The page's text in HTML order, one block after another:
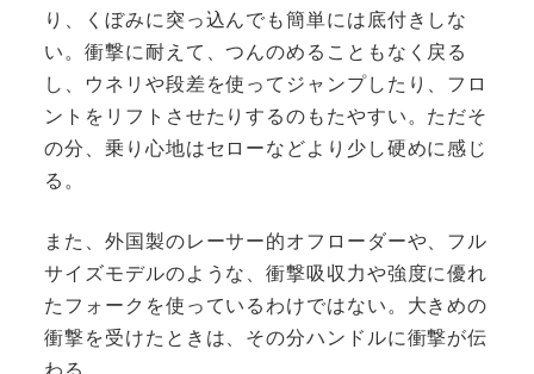
り、くぼみに突っ込んでも簡単には底付きしな
い。衝撃に耐えて、つんのめることもなく戻る
し、ウネリや段差を使ってジャンプしたり、フロ
ントをリフトさせたりするのもたやすい。ただそ
の分、乗り心地はセローなどより少し硬めに感じ
る。
また、外国製のレーサー的オフローダーや、フル
サイズモデルのような、衝撃吸収力や強度に優れ
たフォークを使っているわけではない。大きめの
衝撃を受けたときは、その分ハンドルに衝撃が伝
わる。